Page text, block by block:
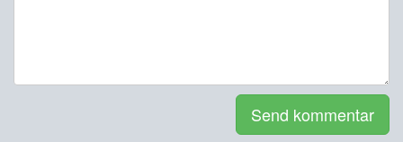
Send kommentar